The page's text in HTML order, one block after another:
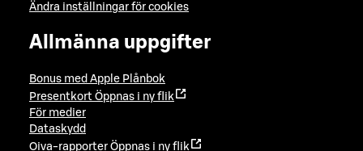
Ändra inställningar för cookies
Allmänna uppgifter
Bonus med Apple Plånbok
Presentkort Öppnas i ny flik
För medier
Dataskydd
Oiva-rapporter Öppnas i ny flik